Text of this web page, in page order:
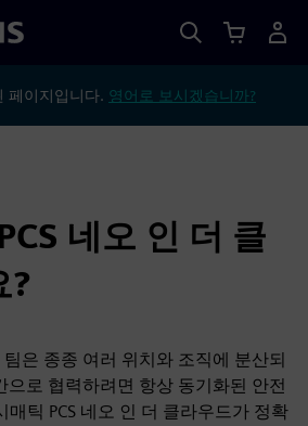
페이지입니다. 영어로 보시겠습니까?
네오 인 더 클
?
은 종종 여러 위치와 조직에 분산되
으로 협력하려면 항상 동기화된 안전
틱 PCS 네오 인 더 클라우드가 정확